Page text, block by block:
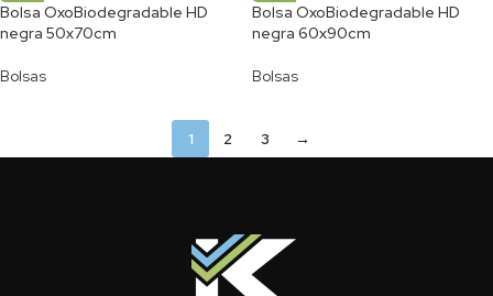
Bolsa OxoBiodegradable HD
negra 50x70cm
Bolsas
Bolsa OxoBiodegradable HD
negra 60x90cm
Bolsas
1 2 3 →